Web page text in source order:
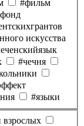
#фильм
искусства
#чечня
#языки
взрослых